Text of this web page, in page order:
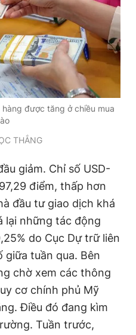
BTTTT cấp ngày 24.3.2020
Báo Thanh Niên. Cấm sao
có sự chấp thuận bằng văn
JSC.
được tăng ở chiều mua
THẮNG
giảm. Chỉ số USD-
điểm, thấp hơn
đầu tư giao dịch khá
lại những tác động
do Cục Dự trữ liên
giữa tuần qua. Bên
chờ xem các thông
cơ chính phủ Mỹ
Điều đó đang kìm
Tuần trước,